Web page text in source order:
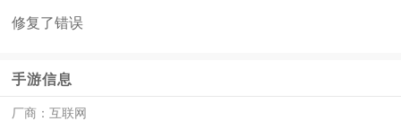
修复了错误
手游信息
厂商： 互联网